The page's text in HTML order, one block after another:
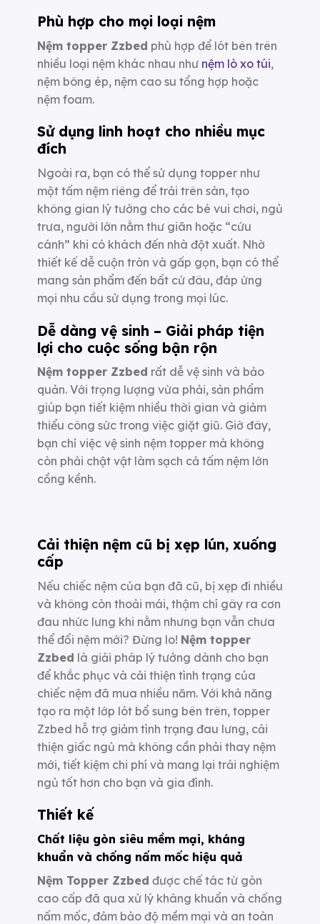
Phù hợp cho mọi loại nệm
Nệm topper Zzbed phù hợp để lót bên trên
nhiều loại nệm khác nhau như nệm lò xo túi,
nệm bông ép, nệm cao su tổng hợp hoặc
nệm foam.
Sử dụng linh hoạt cho nhiều mục
đích
Ngoài ra, bạn có thể sử dụng topper như
một tấm nệm riêng để trải trên sàn, tạo
không gian lý tưởng cho các bé vui chơi, ngủ
trưa, người lớn nằm thư giãn hoặc “cứu
cánh” khi có khách đến nhà đột xuất. Nhờ
thiết kế dễ cuộn tròn và gấp gọn, bạn có thể
mang sản phẩm đến bất cứ đâu, đáp ứng
mọi nhu cầu sử dụng trong mọi lúc.
Dễ dàng vệ sinh – Giải pháp tiện
lợi cho cuộc sống bận rộn
Nệm topper Zzbed rất dễ vệ sinh và bảo
quản. Với trọng lượng vừa phải, sản phẩm
giúp bạn tiết kiệm nhiều thời gian và giảm
thiểu công sức trong việc giặt giũ. Giờ đây,
bạn chỉ việc vệ sinh nệm topper mà không
còn phải chật vật làm sạch cả tấm nệm lớn
cồng kềnh.
Cải thiện nệm cũ bị xẹp lún, xuống
cấp
Nếu chiếc nệm của bạn đã cũ, bị xẹp đi nhiều
và không còn thoải mái, thậm chí gây ra cơn
đau nhức lưng khi nằm nhưng bạn vẫn chưa
thể đổi nệm mới? Đừng lo! Nệm topper
Zzbed là giải pháp lý tưởng dành cho bạn
để khắc phục và cải thiện tình trạng của
chiếc nệm đã mua nhiều năm. Với khả năng
tạo ra một lớp lót bổ sung bên trên, topper
Zzbed hỗ trợ giảm tình trạng đau lưng, cải
thiện giấc ngủ mà không cần phải thay nệm
mới, tiết kiệm chi phí và mang lại trải nghiệm
ngủ tốt hơn cho bạn và gia đình.
Thiết kế
Chất liệu gòn siêu mềm mại, kháng
khuẩn và chống nấm mốc hiệu quả
Nệm Topper Zzbed được chế tác từ gòn
cao cấp đã qua xử lý kháng khuẩn và chống
nấm mốc, đảm bảo độ mềm mại và an toàn